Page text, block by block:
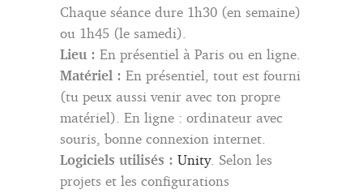
Chaque séance dure 1h30 (en semaine)
ou 1h45 (le samedi).
Lieu : En présentiel à Paris ou en ligne.
Matériel : En présentiel, tout est fourni
(tu peux aussi venir avec ton propre
matériel). En ligne : ordinateur avec
souris, bonne connexion internet.
Logiciels utilisés : Unity. Selon les
projets et les configurations